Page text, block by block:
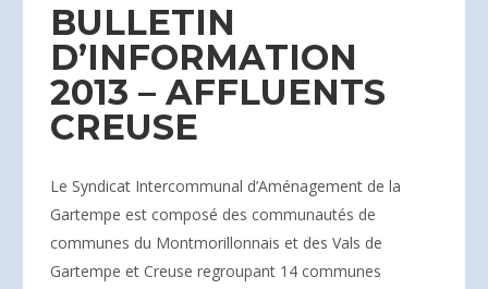
BULLETIN
D’INFORMATION
2013 – AFFLUENTS
CREUSE
Le Syndicat Intercommunal d’Aménagement de la
Gartempe est composé des communautés de
communes du Montmorillonnais et des Vals de
Gartempe et Creuse regroupant 14 communes